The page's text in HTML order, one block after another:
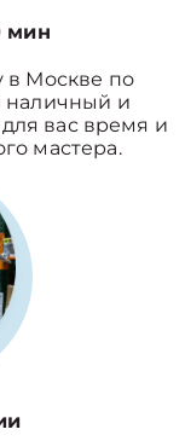
мин
в Москве по
наличный и
вас время и
мастера.